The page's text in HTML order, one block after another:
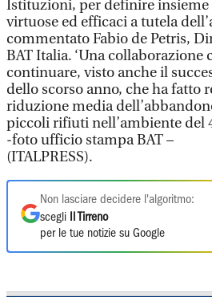
Istituzioni, per definire
virtuose ed efficaci a tutela
commentato Fabio de Petris,
BAT Italia. ‘Una
continuare, visto anche il
dello scorso anno, che ha fatto
riduzione media
piccoli rifiuti nell’ambiente del
-foto ufficio stampa BAT –
(ITALPRESS).
Non lasciare decidere l'algoritmo:
scegli
Il Tirreno
per le tue notizie su Google